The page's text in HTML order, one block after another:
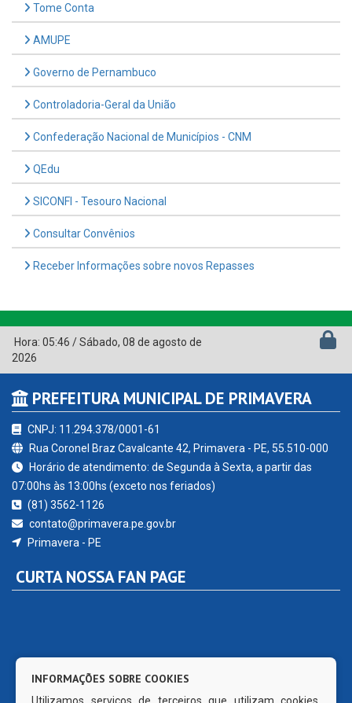
Tome Conta
AMUPE
Governo de Pernambuco
Controladoria-Geral da União
Confederação Nacional de Municípios - CNM
QEdu
SICONFI - Tesouro Nacional
Consultar Convênios
Receber Informações sobre novos Repasses
Hora: 05:46 /Sábado, 08 de agosto de
2026
PREFEITURA MUNICIPAL DE PRIMAVERA
CNPJ: 11.294.378/0001-61
Rua Coronel Braz Cavalcante 42, Primavera - PE, 55.510-000
Horário de atendimento: de Segunda à Sexta, a partir das
07:00hs às 13:00hs (exceto nos feriados)
(81) 3562-1126
contato@primavera.pe.gov.br
Primavera - PE
CURTA NOSSA FAN PAGE
INFORMAÇÕES SOBRE COOKIES